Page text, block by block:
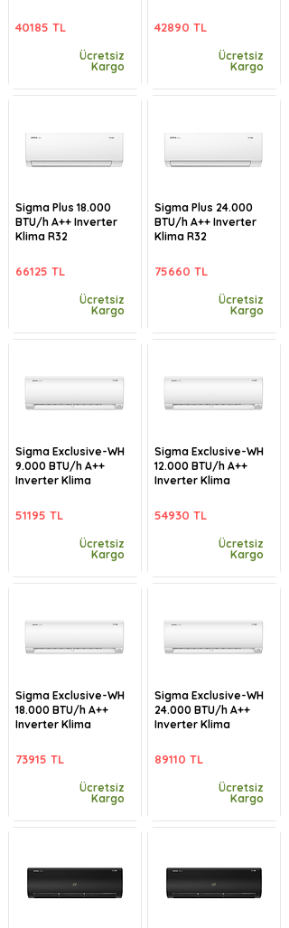
40185 TL
Ücretsiz
Kargo
Sigma Plus 18.000
BTU/h A++ Inverter
Klima R32
66125 TL
Ücretsiz
Kargo
Sigma Exclusive-WH
9.000 BTU/h A++
Inverter Klima
51195 TL
Ücretsiz
Kargo
Sigma Exclusive-WH
18.000 BTU/h A++
Inverter Klima
73915 TL
Ücretsiz
Kargo
42890 TL
Ücretsiz
Kargo
Sigma Plus 24.000
BTU/h A++ Inverter
Klima R32
75660 TL
Ücretsiz
Kargo
Sigma Exclusive-WH
12.000 BTU/h A++
Inverter Klima
54930 TL
Ücretsiz
Kargo
Sigma Exclusive-WH
24.000 BTU/h A++
Inverter Klima
89110 TL
Ücretsiz
Kargo